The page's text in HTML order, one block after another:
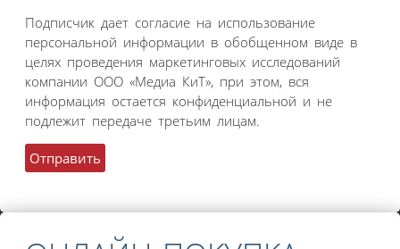
Подписчик дает согласие на использование
персональной информации в обобщенном виде в
целях проведения маркетинговых исследований
компании ООО «Медиа КиТ», при этом, вся
информация остается конфиденциальной и не
подлежит передаче третьим лицам.